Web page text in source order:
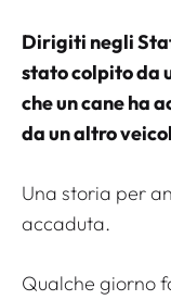
Dirigiti negli
stato colpito da
che un cane ha
da un altro
Una storia per
accaduta.
Qualche giorno